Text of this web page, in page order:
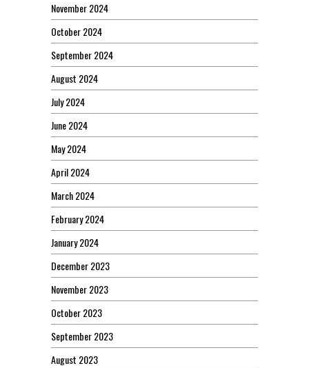
November 2024
October 2024
September 2024
August 2024
July 2024
June 2024
May 2024
April 2024
March 2024
February 2024
January 2024
December 2023
November 2023
October 2023
September 2023
August 2023